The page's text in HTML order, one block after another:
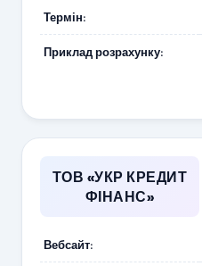
Термін:
Приклад розрахунку:
ТОВ «УКР КРЕДИТ
ФІНАНС»
Вебсайт: